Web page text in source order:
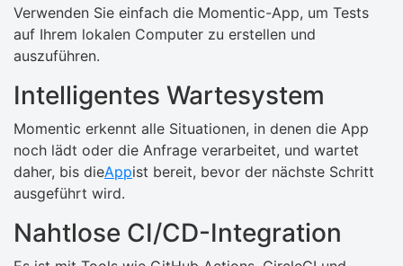
Verwenden Sie einfach die Momentic-App, um Tests
auf Ihrem lokalen Computer zu erstellen und
auszuführen.
Intelligentes Wartesystem
Momentic erkennt alle Situationen, in denen die App
noch lädt oder die Anfrage verarbeitet, und wartet
daher, bis dieAppist bereit, bevor der nächste Schritt
ausgeführt wird.
Nahtlose CI/CD-Integration